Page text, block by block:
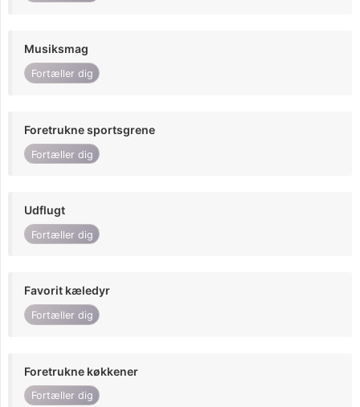
Musiksmag
Fortæller dig
Foretrukne sportsgrene
Fortæller dig
Udflugt
Fortæller dig
Favorit kæledyr
Fortæller dig
Foretrukne køkkener
Fortæller dig